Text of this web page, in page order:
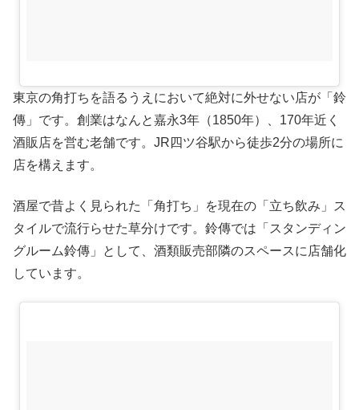
東京の角打ちを語るうえにおいて絶対に外せない店が「鈴
傳」です。創業はなんと嘉永3年（1850年）、170年近く
酒販店を営む老舗です。JR四ツ谷駅から徒歩2分の場所に
店を構えます。
酒屋で昔よく見られた「角打ち」を現在の「立ち飲み」ス
タイルで流行らせた草分けです。鈴傳では「スタンディン
グルーム鈴傳」として、酒類販売部隣のスペースに店舗化
しています。